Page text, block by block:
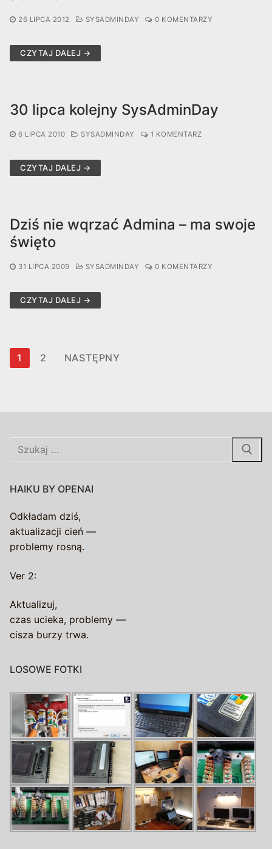
26 LIPCA 2012 SYSADMINDAY 0 KOMENTARZY
CZYTAJ DALEJ →
30 lipca kolejny SysAdminDay
6 LIPCA 2010 SYSADMINDAY 1 KOMENTARZ
CZYTAJ DALEJ →
Dziś nie wqrzać Admina – ma swoje
święto
31 LIPCA 2009 SYSADMINDAY 0 KOMENTARZY
CZYTAJ DALEJ →
Stronicowanie
wpisów
1 2 NASTĘPNY
Szukaj:
HAIKU BY OPENAI
Odkładam dziś,
aktualizacji cień —
problemy rosną.
Ver 2:
Aktualizuj,
czas ucieka, problemy —
cisza burzy trwa.
LOSOWE FOTKI